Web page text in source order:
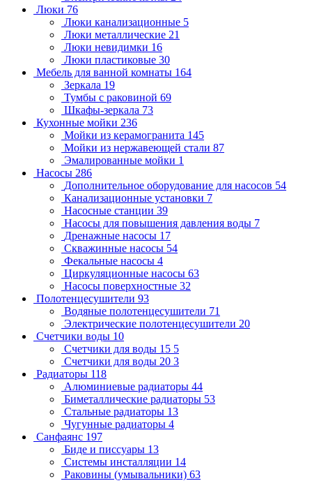
Люки 76
Люки канализационные 5
Люки металлические 21
Люки невидимки 16
Люки пластиковые 30
Мебель для ванной комнаты 164
Зеркала 19
Тумбы с раковиной 69
Шкафы-зеркала 73
Кухонные мойки 236
Мойки из керамогранита 145
Мойки из нержавеющей стали 87
Эмалированные мойки 1
Насосы 286
Дополнительное оборудование для насосов 54
Канализационные установки 7
Насосные станции 39
Насосы для повышения давления воды 7
Дренажные насосы 17
Скважинные насосы 54
Фекальные насосы 4
Циркуляционные насосы 63
Насосы поверхностные 32
Полотенцесушители 93
Водяные полотенцесушители 71
Электрические полотенцесушители 20
Счетчики воды 10
Счетчики для воды 15 5
Счетчики для воды 20 3
Радиаторы 118
Алюминиевые радиаторы 44
Биметаллические радиаторы 53
Стальные радиаторы 13
Чугунные радиаторы 4
Санфаянс 197
Биде и писсуары 13
Системы инсталляции 14
Раковины (умывальники) 63